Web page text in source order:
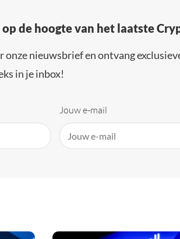
op de hoogte van het laatste
onze nieuwsbrief en ontvang
in je inbox!
Jouw e-mail